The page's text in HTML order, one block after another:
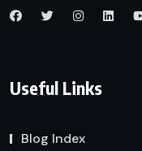
Useful Links
Blog Index